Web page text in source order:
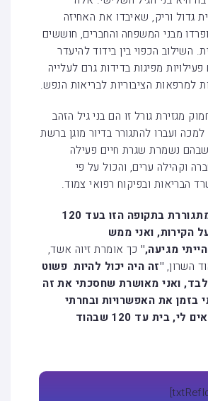
גדול וריק, שאיבדו את האחיזה
מבני המשפחה והחברים, חוששים
השילוב הכפוי בין בידוד להיעדר
מפיגות בדידות גרם לעלייה
מגזירת גורל זו הם בני גיל הזהב
ועברו להתגורר בדיור מוגן ברשת
שבהם נשמרת שגרת חיים פעילה
וקהילה ערים, והכול על פי
הבריאות ובפיקוח רפואי צמוד.
"אם לא הייתי מתגוררת בתקופה הזו בעד 120
הקירות, ואני ממש
מגיעה,"כך אומרת זיוה אשד,
השרון, "זה היה יכול להיות פשוט
ואני מאושרת שחסכתי את זה
בזמן את האפשרויות ובחרתי
בבית שהכי התאים לי, בית עד 120 שבהוד